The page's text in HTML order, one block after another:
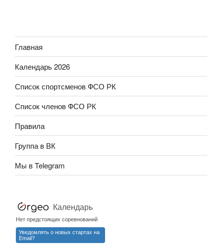
Главная
Календарь 2026
Список спортсменов ФСО РК
Список членов ФСО РК
Правила
Группа в ВК
Мы в Telegram